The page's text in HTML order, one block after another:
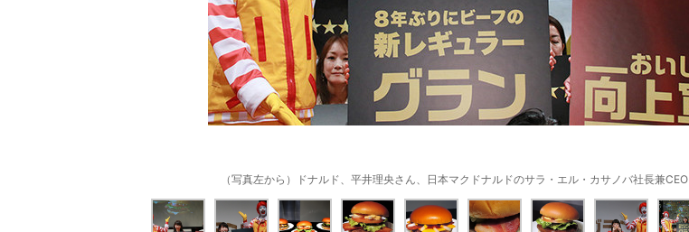
（写真左から）ドナルド、平井理央さん、日本マクドナルドのサラ・エル・カサノバ社長兼CEO